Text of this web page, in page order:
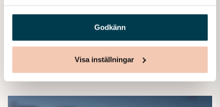
Godkänn
Visa inställningar
uppstår ofta frågor kring dödsbo, juridik och ekonomi. Det